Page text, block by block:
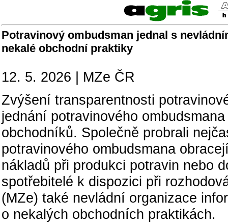
Potravinový ombudsman jednal s
nekalé obchodní praktiky
12. 5. 2026 | MZe ČR
Zvýšení transparentnosti
jednání potravinového
obchodníků. Společně probrali
potravinového ombudsmana
nákladů při produkci potravin nebo
spotřebitelé k dispozici při
(MZe) také nevládní organizace
o nekalých obchodních praktikách.